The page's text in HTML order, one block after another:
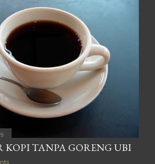
KOPI TANPA GORENG UBI